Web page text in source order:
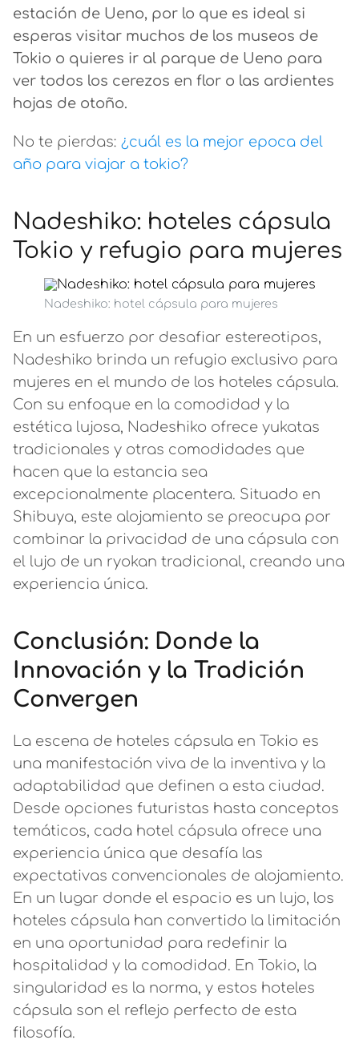
estación de Ueno, por lo que es ideal si
esperas visitar muchos de los museos de
Tokio o quieres ir al parque de Ueno para
ver todos los cerezos en flor o las ardientes
hojas de otoño.
No te pierdas: ¿cuál es la mejor epoca del
año para viajar a tokio?
Nadeshiko: hoteles cápsula
Tokio y refugio para mujeres
Nadeshiko: hotel cápsula para mujeres
En un esfuerzo por desafiar estereotipos,
Nadeshiko brinda un refugio exclusivo para
mujeres en el mundo de los hoteles cápsula.
Con su enfoque en la comodidad y la
estética lujosa, Nadeshiko ofrece yukatas
tradicionales y otras comodidades que
hacen que la estancia sea
excepcionalmente placentera. Situado en
Shibuya, este alojamiento se preocupa por
combinar la privacidad de una cápsula con
el lujo de un ryokan tradicional, creando una
experiencia única.
Conclusión: Donde la
Innovación y la Tradición
Convergen
La escena de hoteles cápsula en Tokio es
una manifestación viva de la inventiva y la
adaptabilidad que definen a esta ciudad.
Desde opciones futuristas hasta conceptos
temáticos, cada hotel cápsula ofrece una
experiencia única que desafía las
expectativas convencionales de alojamiento.
En un lugar donde el espacio es un lujo, los
hoteles cápsula han convertido la limitación
en una oportunidad para redefinir la
hospitalidad y la comodidad. En Tokio, la
singularidad es la norma, y estos hoteles
cápsula son el reflejo perfecto de esta
filosofía.